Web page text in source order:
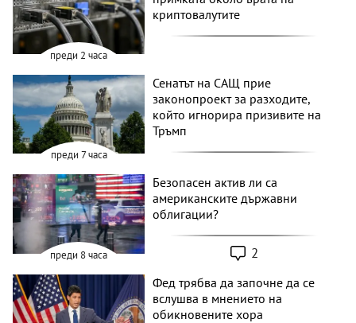
преди 2 часа
криптовалутите
преди 7 часа
Сенатът на САЩ прие
законопроект за разходите,
който игнорира призивите на
Тръмп
преди 8 часа
Безопасен актив ли са
американските държавни
облигации?
2
Фед трябва да започне да се
вслушва в мнението на
обикновените хора